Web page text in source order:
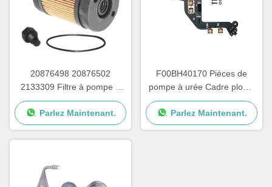
20876498 20876502
2133309 Filtre à pompe à
urée pour les pièces de
réparation de pompes
Adblue
Parlez Maintenant.
F00BH40170 Pièces de
pompe à urée Cadre plomb
pour carte de circuit de
pompe à urée
Parlez Maintenant.